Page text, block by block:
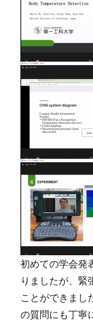
初めての学会発
りましたが、緊
ことができまし
の質問にも丁寧